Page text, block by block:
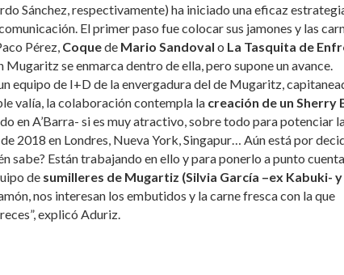
Sánchez, respectivamente) ha iniciado una eficaz
El primer paso fue colocar sus jamones y las
Pérez, Coquede Mario Sandoval o La Tasquita de
se enmarca dentro de ella, pero supone un avance.
equipo de I+D de la envergadura del de Mugaritz,
valía, la colaboración contempla la creación de un Sherry
en A’Barra- si es muy atractivo, sobre todo para potenciar
2018 en Londres, Nueva York, Singapur… Aún está por
sabe? Están trabajando en ello y para ponerlo a punto
de sumilleres de Mugartiz (Silvia García –ex Kabuki- y
nos interesan los embutidos y la carne fresca con la que
explicó Aduriz.